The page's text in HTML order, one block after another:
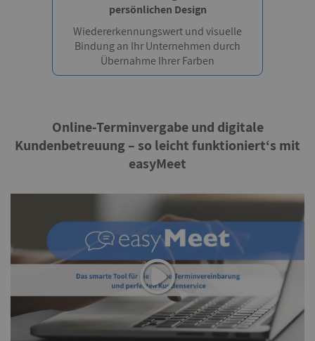
persönlichen Design
Wiedererkennungswert und visuelle
Bindung an Ihr Unternehmen durch
Übernahme Ihrer Farben
Online-Terminvergabe und digitale
Kundenbetreuung – so leicht funktioniert‘s mit
easyMeet